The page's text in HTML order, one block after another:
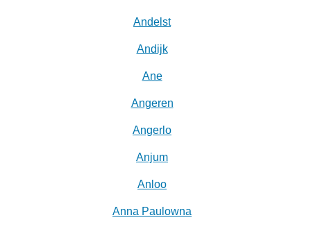
Andelst
Andijk
Ane
Angeren
Angerlo
Anjum
Anloo
Anna Paulowna